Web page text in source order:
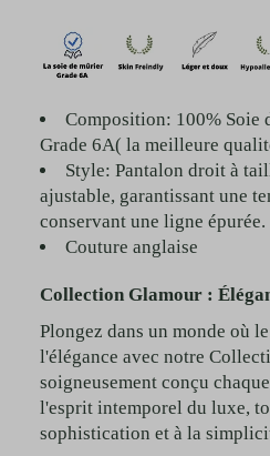
Composition: 100% Soie
Grade 6A( la meilleure
Style: Pantalon droit à
ajustable, garantissant une
conservant une ligne épurée.
Couture anglaise
Collection Glamour :
Plongez dans un monde où
l'élégance avec notre
soigneusement conçu
l'esprit intemporel du luxe,
sophistication et à la